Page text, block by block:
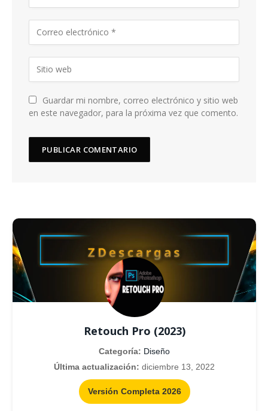
Guardar mi nombre, correo electrónico y sitio web
en este navegador, para la próxima vez que comento.
Retouch Pro (2023)
Categoría: Diseño
Última actualización: diciembre 13, 2022
Versión Completa 2026